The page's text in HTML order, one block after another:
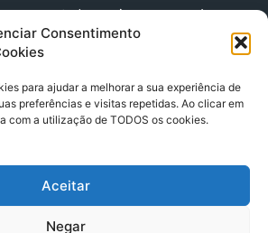
Consentimento
para ajudar a melhorar a sua experiência de
preferências e visitas repetidas. Ao clicar em
com a utilização de TODOS os cookies.
Aceitar
Negar
ser contada, envie-nos agora!
Pará CNPJ: 04.901.141/0001-36 End .
2301, Ed. Rogério Fernandez – Sala